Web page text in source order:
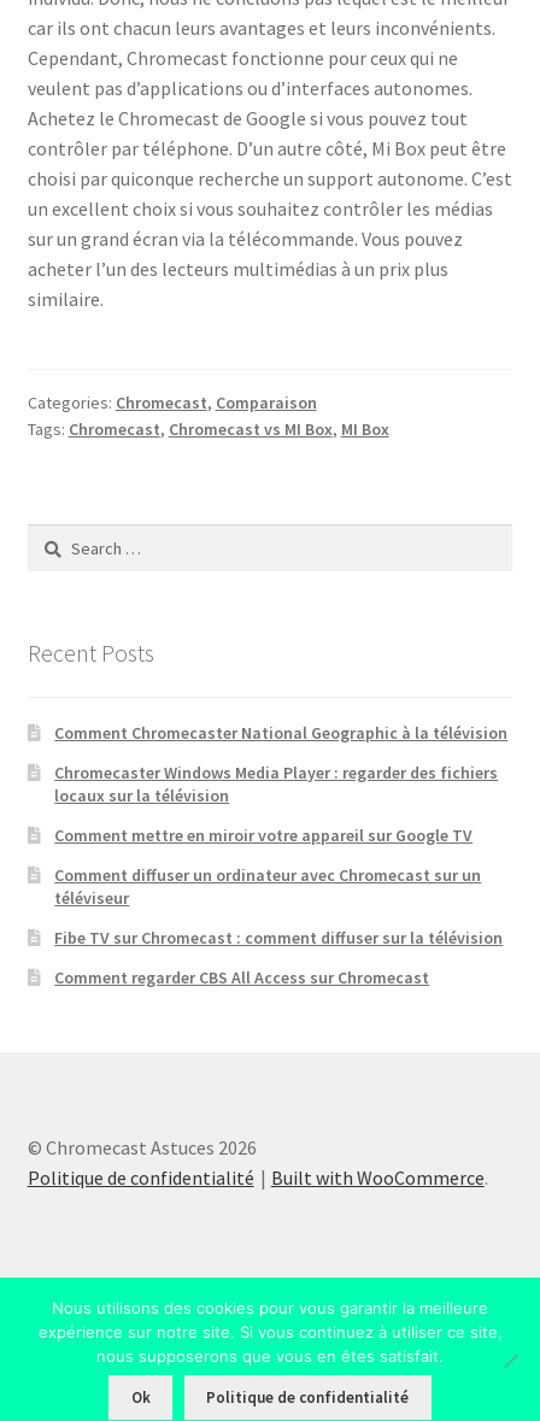
car ils ont chacun leurs avantages et leurs inconvénients.
Cependant, Chromecast fonctionne pour ceux qui ne
veulent pas d’applications ou d’interfaces autonomes.
Achetez le Chromecast de Google si vous pouvez tout
contrôler par téléphone. D’un autre côté, Mi Box peut être
choisi par quiconque recherche un support autonome. C’est
un excellent choix si vous souhaitez contrôler les médias
sur un grand écran via la télécommande. Vous pouvez
acheter l’un des lecteurs multimédias à un prix plus
similaire.
Categories: Chromecast, Comparaison
Tags: Chromecast, Chromecast vs MI Box, MI Box
Search
Recent Posts
Comment Chromecaster National Geographic à la télévision
Chromecaster Windows Media Player : regarder des fichiers
locaux sur la télévision
Comment mettre en miroir votre appareil sur Google TV
Comment diffuser un ordinateur avec Chromecast sur un
téléviseur
Fibe TV sur Chromecast : comment diffuser sur la télévision
Comment regarder CBS All Access sur Chromecast
© Chromecast Astuces 2026
Politique de confidentialité
Built with WooCommerce.
Build Your Gang
Nous utilisons des cookies pour vous garantir la meilleure
expérience sur notre site. Si vous continuez à utiliser ce site,
nous supposerons que vous en êtes satisfait.
Ok Politique de confidentialité